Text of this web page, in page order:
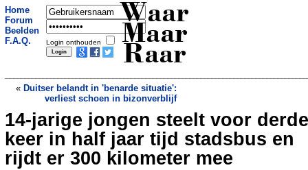
Home
Forum
Beelden
F.A.Q.
Login onthouden
Waar
Maar
Raar
« Duitser belandt in 'benarde situatie':
verliest schoen in bizonverblijf
Woonark in Zwartsluis dreigt te zinken,
maar bewoners zijn op vakantie »
14-jarige jongen steelt voor derde
keer in half jaar tijd stadsbus en
rijdt er 300 kilometer mee